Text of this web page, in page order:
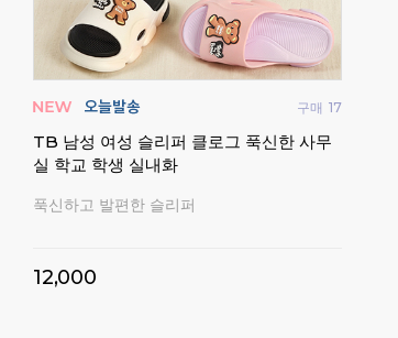
구매 17
TB 남성 여성 슬리퍼 클로그 푹신한 사무
실 학교 학생 실내화
푹신하고 발편한 슬리퍼
12,000